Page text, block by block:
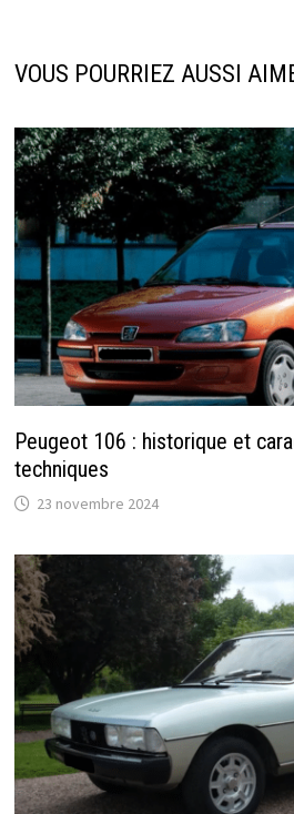
VOUS POURRIEZ AUSSI
Peugeot 106 : historique et
techniques
23 novembre 2024